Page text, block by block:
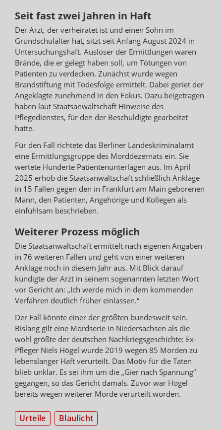
Seit fast zwei Jahren in Haft
Der Arzt, der verheiratet ist und einen Sohn im
Grundschulalter hat, sitzt seit Anfang August 2024 in
Untersuchungshaft. Auslöser der Ermittlungen waren
Brände, die er gelegt haben soll, um Tötungen von
Patienten zu verdecken. Zunächst wurde wegen
Brandstiftung mit Todesfolge ermittelt. Dabei geriet der
Angeklagte zunehmend in den Fokus. Dazu beigetragen
haben laut Staatsanwaltschaft Hinweise des
Pflegedienstes, für den der Beschuldigte gearbeitet
hatte.
Für den Fall richtete das Berliner Landeskriminalamt
eine Ermittlungsgruppe des Morddezernats ein. Sie
wertete Hunderte Patientenunterlagen aus. Im April
2025 erhob die Staatsanwaltschaft schließlich Anklage
in 15 Fällen gegen den in Frankfurt am Main geborenen
Mann, den Patienten, Angehörige und Kollegen als
einfühlsam beschrieben.
Weiterer Prozess möglich
Die Staatsanwaltschaft ermittelt nach eigenen Angaben
in 76 weiteren Fällen und geht von einer weiteren
Anklage noch in diesem Jahr aus. Mit Blick darauf
kündigte der Arzt in seinem sogenannten letzten Wort
vor Gericht an: „Ich werde mich in dem kommenden
Verfahren deutlich früher einlassen.“
Der Fall könnte einer der größten bundesweit sein.
Bislang gilt eine Mordserie in Niedersachsen als die
wohl größte der deutschen Nachkriegsgeschichte: Ex-
Pfleger Niels Högel wurde 2019 wegen 85 Morden zu
lebenslanger Haft verurteilt. Das Motiv für die Taten
blieb unklar. Es sei ihm um die „Gier nach Spannung“
gegangen, so das Gericht damals. Zuvor war Högel
bereits wegen weiterer Morde verurteilt worden.
Urteile Blaulicht